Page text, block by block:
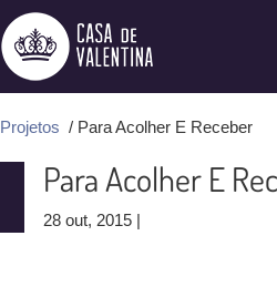
Projetos / Para Acolher E Receber
Para Acolher E
28 out, 2015 |